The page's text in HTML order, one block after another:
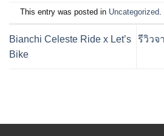
This entry was posted in Uncategorized.
Bianchi Celeste Ride x Let’s
Bike
รีวิวจ